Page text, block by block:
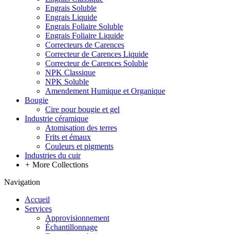
Engrais Soluble
Engrais Liquide
Engrais Foliaire Soluble
Engrais Foliaire Liquide
Correcteurs de Carences
Correcteur de Carences Liquide
Correcteur de Carences Soluble
NPK Classique
NPK Soluble
Amendement Humique et Organique
Bougie
Cire pour bougie et gel
Industrie céramique
Atomisation des terres
Frits et émaux
Couleurs et pigments
Industries du cuir
+ More Collections
Navigation
Accueil
Services
Approvisionnement
Échantillonnage